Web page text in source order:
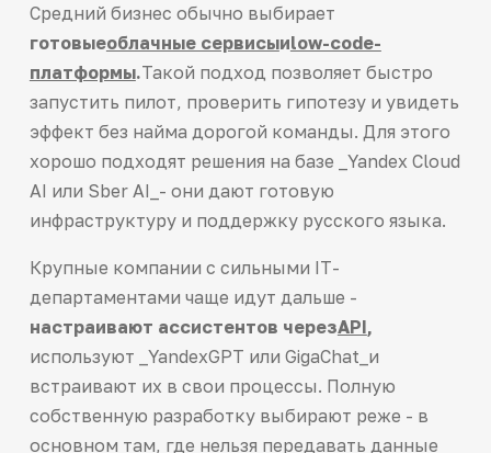
Средний бизнес обычно выбирает
готовыеоблачные сервисыиlow-code-
платформы.Такой подход позволяет быстро
запустить пилот, проверить гипотезу и увидеть
эффект без найма дорогой команды. Для этого
хорошо подходят решения на базе _Yandex Cloud
AI или Sber AI_- они дают готовую
инфраструктуру и поддержку русского языка.
Крупные компании с сильными IT-
департаментами чаще идут дальше -
настраивают ассистентов черезAPI,
используют _YandexGPT или GigaChat_и
встраивают их в свои процессы. Полную
собственную разработку выбирают реже - в
основном там, где нельзя передавать данные